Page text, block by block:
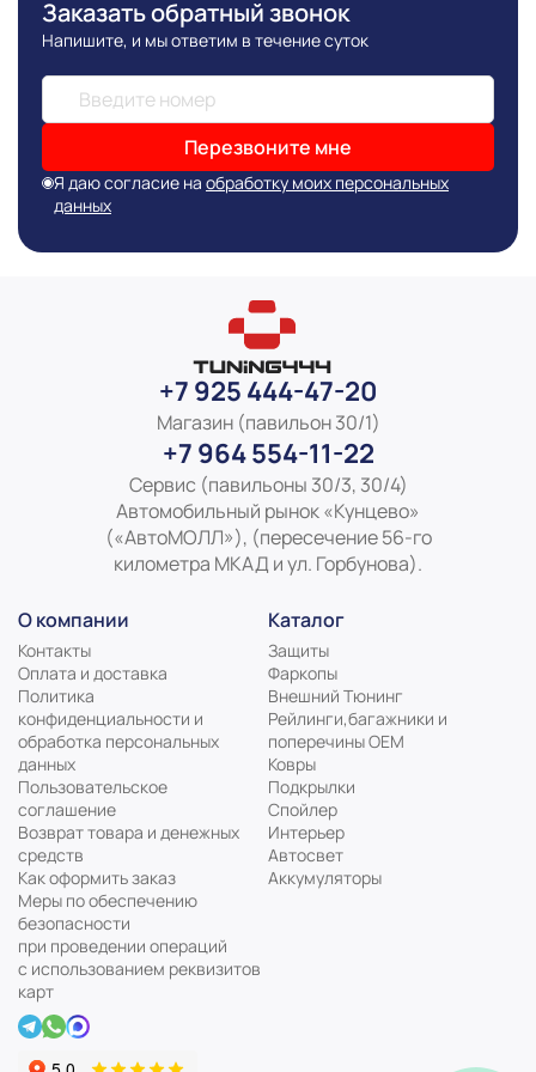
Заказать обратный звонок
Напишите, и мы ответим в течение суток
Перезвоните мне
Я даю согласие на обработку моих персональных
данных
+7 925 444-47-20
Магазин (павильон 30/1)
+7 964 554-11-22
Сервис (павильоны 30/3, 30/4)
Автомобильный рынок «Кунцево»
(«АвтоМОЛЛ»), (пересечение 56-го
километра МКАД и ул. Горбунова).
О компании
Контакты
Оплата и доставка
Политика
конфиденциальности и
обработка персональных
данных
Пользовательское
соглашение
Возврат товара и денежных
средств
Как оформить заказ
Меры по обеспечению
безопасности
при проведении операций
с использованием реквизитов
карт
Каталог
Защиты
Фаркопы
Внешний Тюнинг
Рейлинги,багажники и
поперечины ОЕМ
Ковры
Подкрылки
Спойлер
Интерьер
Автосвет
Аккумуляторы